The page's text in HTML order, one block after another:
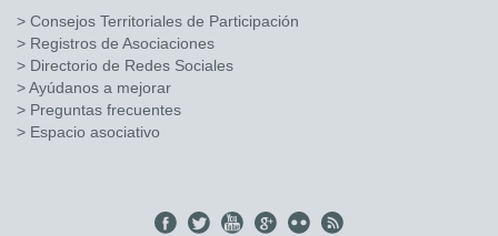
> Consejos Territoriales de Participación
> Registros de Asociaciones
> Directorio de Redes Sociales
> Ayúdanos a mejorar
> Preguntas frecuentes
> Espacio asociativo